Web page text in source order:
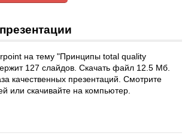
на тему "Принципы total quality
127 слайдов. Скачать файл 12.5 Мб.
качественных презентаций. Смотрите
или скачивайте на компьютер.